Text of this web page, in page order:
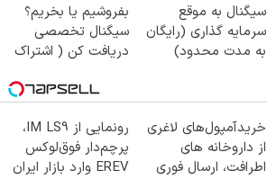
سیگنال به موقع
سرمایه گذاری (رایگان
به مدت محدود)
بفروشیم یا بخریم؟
سیگنال تخصصی
دریافت کن ( اشتراک
خریدآمپول‌های لاغری
از داروخانه های
اطرافت، ارسال فوری
رونمایی از IM LS9،
پرچم‌دار فوق‌لوکس
EREV وارد بازار ایران